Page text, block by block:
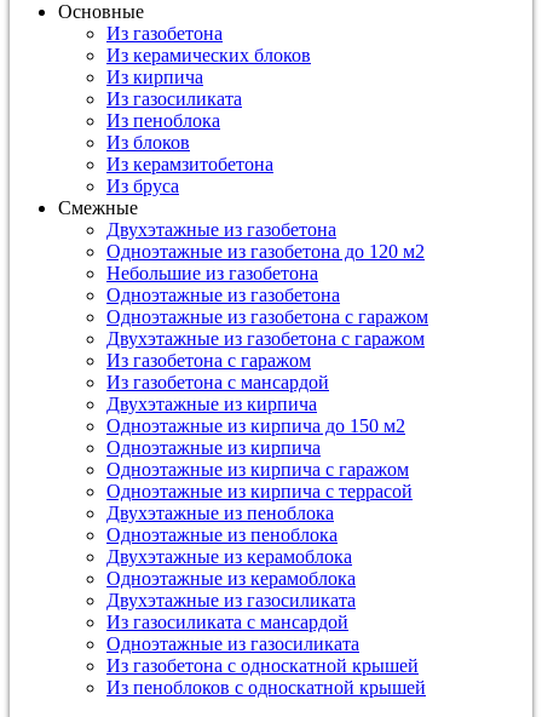
Основные
Из газобетона
Из керамических блоков
Из кирпича
Из газосиликата
Из пеноблока
Из блоков
Из керамзитобетона
Из бруса
Смежные
Двухэтажные из газобетона
Одноэтажные из газобетона до 120 м2
Небольшие из газобетона
Одноэтажные из газобетона
Одноэтажные из газобетона с гаражом
Двухэтажные из газобетона с гаражом
Из газобетона с гаражом
Из газобетона с мансардой
Двухэтажные из кирпича
Одноэтажные из кирпича до 150 м2
Одноэтажные из кирпича
Одноэтажные из кирпича с гаражом
Одноэтажные из кирпича с террасой
Двухэтажные из пеноблока
Одноэтажные из пеноблока
Двухэтажные из керамоблока
Одноэтажные из керамоблока
Двухэтажные из газосиликата
Из газосиликата с мансардой
Одноэтажные из газосиликата
Из газобетона с односкатной крышей
Из пеноблоков с односкатной крышей